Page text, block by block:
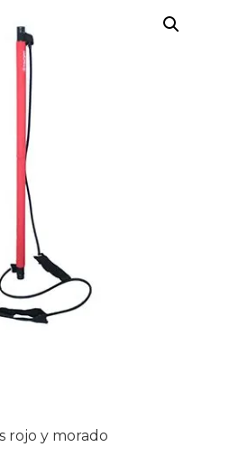
rojo y morado